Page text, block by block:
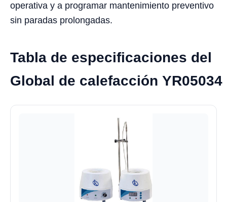
operativa y a programar mantenimiento preventivo
sin paradas prolongadas.
Tabla de especificaciones del
Global de calefacción YR05034